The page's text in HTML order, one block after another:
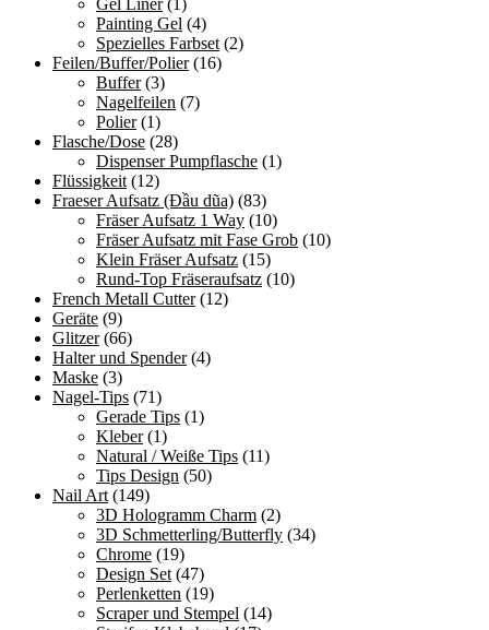
Gel Liner (1)
Painting Gel (4)
Spezielles Farbset (2)
Feilen/Buffer/Polier (16)
Buffer (3)
Nagelfeilen (7)
Polier (1)
Flasche/Dose (28)
Dispenser Pumpflasche (1)
Flüssigkeit (12)
Fraeser Aufsatz (Đầu dũa) (83)
Fräser Aufsatz 1 Way (10)
Fräser Aufsatz mit Fase Grob (10)
Klein Fräser Aufsatz (15)
Rund-Top Fräseraufsatz (10)
French Metall Cutter (12)
Geräte (9)
Glitzer (66)
Halter und Spender (4)
Maske (3)
Nagel-Tips (71)
Gerade Tips (1)
Kleber (1)
Natural / Weiße Tips (11)
Tips Design (50)
Nail Art (149)
3D Hologramm Charm (2)
3D Schmetterling/Butterfly (34)
Chrome (19)
Design Set (47)
Perlenketten (19)
Scraper und Stempel (14)